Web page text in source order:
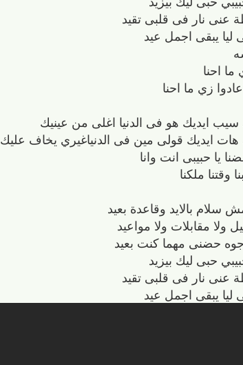
عنى نار فى قلبى تقيد
ليا يبقى اجمل عيد
احنا
زي ما احنا
ايديك هو فى الدنيا اغلى من عينيك
ايديك قولى مين فى الدنياغيري يخاف عليك
يا حبيبى انت وانا
وقتنا ملكنا
سلام بالايد وقاعدة بعيد
ولا مقابلات ولا مواعيد
جوه حضنى مهما كنت بعيد
حبى ليك بيزيد
عنى نار فى قلبى تقيد
ليا يبقى اجمل عيد